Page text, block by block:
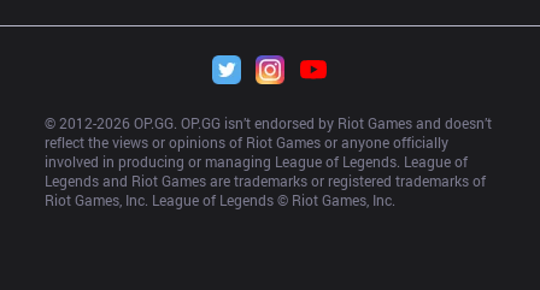
© 2012-2026 OP.GG. OP.GG isn’t endorsed by Riot Games and doesn’t
reflect the views or opinions of Riot Games or anyone officially
involved in producing or managing League of Legends. League of
Legends and Riot Games are trademarks or registered trademarks of
Riot Games, Inc. League of Legends © Riot Games, Inc.